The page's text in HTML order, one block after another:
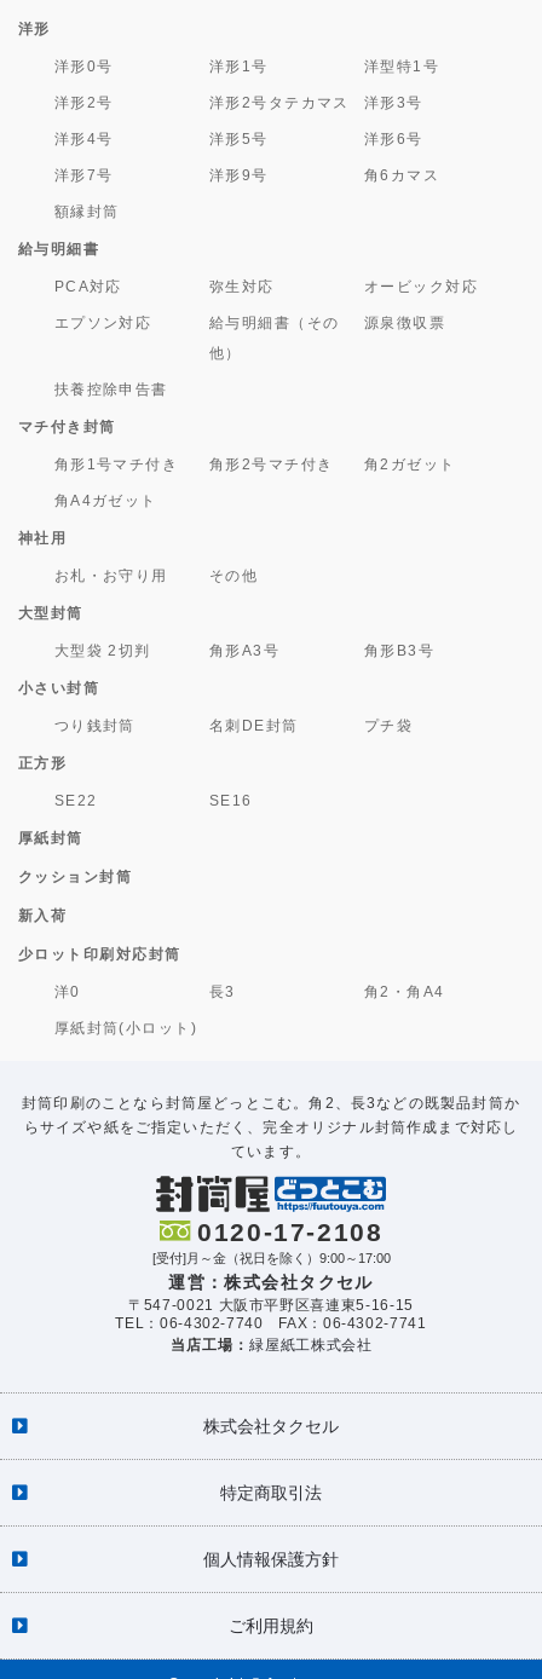
洋形
洋形0号 洋形1号 洋型特1号
洋形2号 洋形2号タテカマス 洋形3号
洋形4号 洋形5号 洋形6号
洋形7号 洋形9号 角6カマス
額縁封筒
給与明細書
PCA対応 弥生対応 オービック対応
エプソン対応
給与明細書（その
他）
源泉徴収票
扶養控除申告書
マチ付き封筒
角形1号マチ付き 角形2号マチ付き 角2ガゼット
角A4ガゼット
神社用
お札・お守り用 その他
大型封筒
大型袋 2切判 角形A3号 角形B3号
小さい封筒
つり銭封筒 名刺DE封筒 プチ袋
正方形
SE22 SE16
厚紙封筒
クッション封筒
新入荷
少ロット印刷対応封筒
洋0 長3 角2・角A4
厚紙封筒(小ロット)
封筒印刷のことなら封筒屋どっとこむ。角2、長3などの既製品封筒か
らサイズや紙をご指定いただく、完全オリジナル封筒作成まで対応し
ています。
0120-17-2108
[受付]月～金（祝日を除く）9:00～17:00
運営：株式会社タクセル
〒547-0021 大阪市平野区喜連東5-16-15
TEL：06-4302-7740 FAX：06-4302-7741
当店工場：緑屋紙工株式会社
株式会社タクセル
特定商取引法
個人情報保護方針
ご利用規約